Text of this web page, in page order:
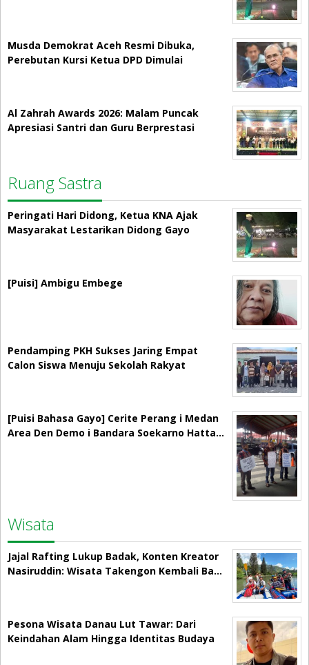
Musda Demokrat Aceh Resmi Dibuka,
Perebutan Kursi Ketua DPD Dimulai
Al Zahrah Awards 2026: Malam Puncak
Apresiasi Santri dan Guru Berprestasi
Ruang Sastra
Peringati Hari Didong, Ketua KNA Ajak
Masyarakat Lestarikan Didong Gayo
[Puisi] Ambigu Embege
Pendamping PKH Sukses Jaring Empat
Calon Siswa Menuju Sekolah Rakyat
[Puisi Bahasa Gayo] Cerite Perang i Medan
Area Den Demo i Bandara Soekarno Hatta…
Wisata
Jajal Rafting Lukup Badak, Konten Kreator
Nasiruddin: Wisata Takengon Kembali Ba…
Pesona Wisata Danau Lut Tawar: Dari
Keindahan Alam Hingga Identitas Budaya